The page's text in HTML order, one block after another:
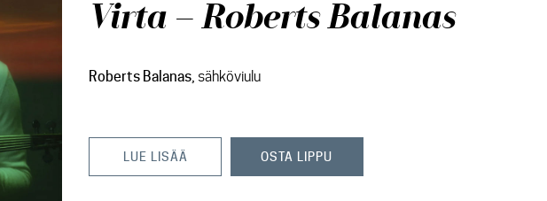
Virta – Roberts Balanas
Roberts Balanas, sähköviulu
LUE LISÄÄ OSTA LIPPU